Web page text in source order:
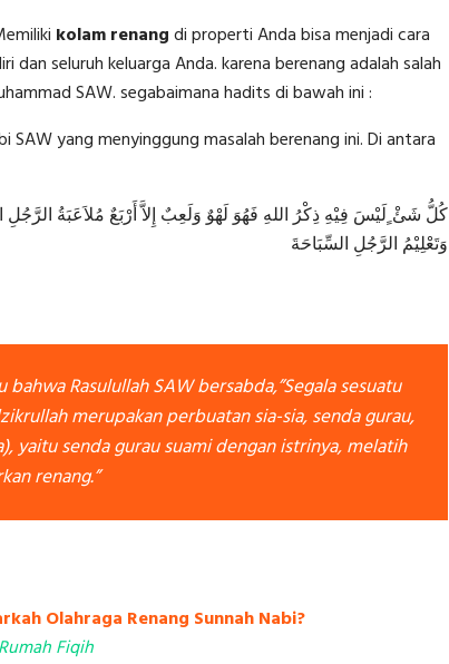
kolam renangdi properti Anda bisa menjadi cara
seluruh keluarga Anda. karena berenang adalah salah
SAW. segabaimana hadits di bawah ini :
yang menyinggung masalah berenang ini. Di antara
كُلُّ شَئْ ٍلَيْسَ فِيْهِ ذِكْرُ اللهِ فَهُوَ لَهْوٌ وَلَعِبٌ إِلاَّ أَرْبَعٌ مُلاَعَبَةُ
وَتَعْلِيْمُ الرَّجُلِ السِّبَاحَةَ
Rasulullah SAW bersabda,”Segala sesuatu
merupakan perbuatan sia-sia, senda gurau,
yaitu senda gurau suami dengan istrinya, melatih
renang.”
Olahraga Renang Sunnah Nabi?
Fiqih